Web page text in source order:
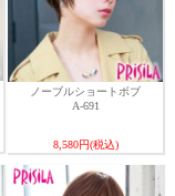
ノーブルショートボブ
A-691
8,580円(税込)